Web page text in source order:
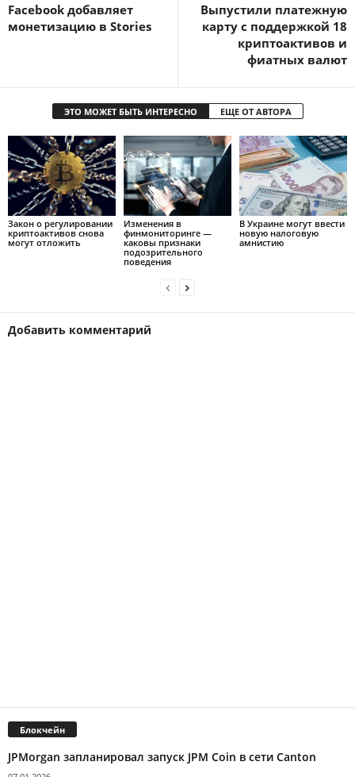
Facebook добавляет
монетизацию в Stories
Выпустили платежную
карту с поддержкой 18
криптоактивов и
фиатных валют
ЭТО МОЖЕТ БЫТЬ ИНТЕРЕСНО ЕЩЕ ОТ АВТОРА
Закон о регулировании
криптоактивов снова
могут отложить
Изменения в
финмониторинге —
каковы признаки
подозрительного
поведения
В Украине могут ввести
новую налоговую
амнистию
Добавить комментарий
Блокчейн
JPMorgan запланировал запуск JPM Coin в сети Canton